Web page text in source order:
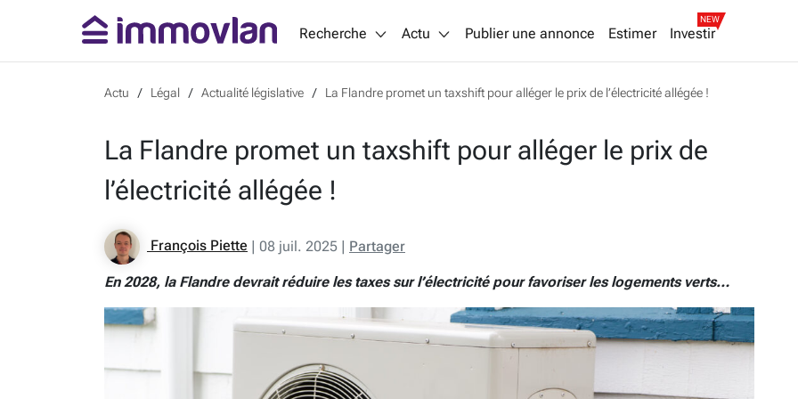
Recherche Actu Publier une annonce Estimer Investir
NEW
Actu Légal Actualité législative La Flandre promet un taxshift pour alléger le prix de l’électricité allégée !
La Flandre promet un taxshift pour alléger le prix de
l’électricité allégée !
François Piette | 08 juil. 2025 | Partager
En 2028, la Flandre devrait réduire les taxes sur l’électricité pour favoriser les logements verts…